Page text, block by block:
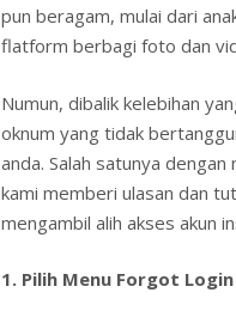
pun beragam, mulai dari
flatform berbagi foto dan
Numun, dibalik kelebihan
oknum yang tidak
anda. Salah satunya
kami memberi ulasan dan
mengambil alih akses akun
1. Pilih Menu Forgot